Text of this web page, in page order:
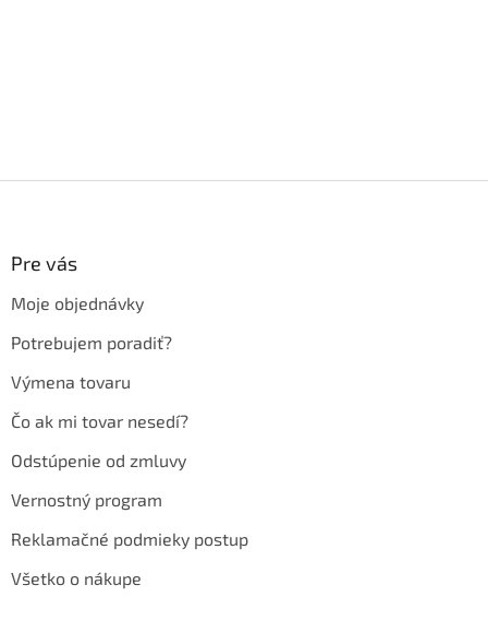
Pre vás
Moje objednávky
Potrebujem poradiť?
Výmena tovaru
Čo ak mi tovar nesedí?
Odstúpenie od zmluvy
Vernostný program
Reklamačné podmieky postup
Všetko o nákupe